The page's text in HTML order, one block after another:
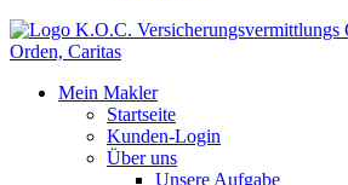
Mein Makler
Startseite
Kunden-Login
Über uns
Unsere Aufgabe